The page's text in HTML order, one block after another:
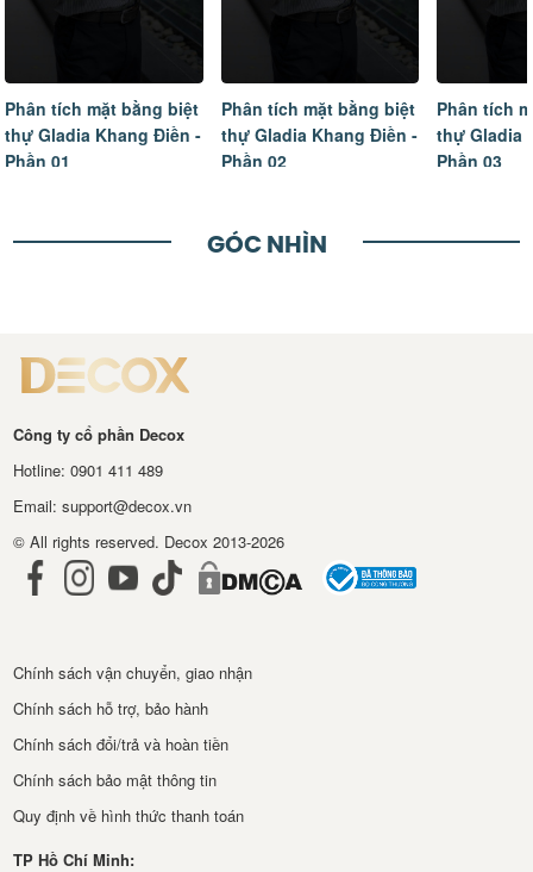
Phân tích mặt bằng biệt
thự Gladia Khang Điền -
Phần 02
Phân tích mặt bằng biệt
thự Gladia Khang Điền -
Phần 03
Tâm sự
ngôi nhà
hoàn thiện
GÓC NHÌN
Công ty cổ phần Decox
Hotline: 0901 411 489
Email: support@decox.vn
© All rights reserved. Decox 2013-2026
Chính sách vận chuyển, giao nhận
Chính sách hỗ trợ, bảo hành
Chính sách đổi/trả và hoàn tiền
Chính sách bảo mật thông tin
Quy định về hình thức thanh toán
TP Hồ Chí Minh: